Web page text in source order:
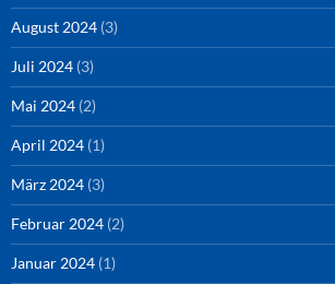
August 2024 (3)
Juli 2024 (3)
Mai 2024 (2)
April 2024 (1)
März 2024 (3)
Februar 2024 (2)
Januar 2024 (1)